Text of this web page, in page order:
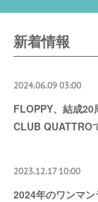
新着情報
2024.06.09 03:00
FLOPPY、結成20
CLUB QUATTRO
2023.12.17 10:00
2024年のワンマン